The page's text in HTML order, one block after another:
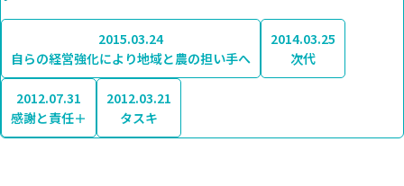
2015.03.24
自らの経営強化により地域と農の担い手へ
2014.03.25
次代
2012.07.31
感謝と責任＋
2012.03.21
タスキ